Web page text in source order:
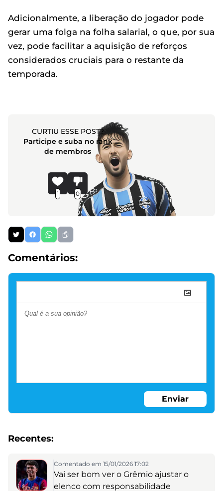
Adicionalmente, a liberação do jogador pode
gerar uma folga na folha salarial, o que, por sua
vez, pode facilitar a aquisição de reforços
considerados cruciais para o restante da
temporada.
CURTIU ESSE POST?
Participe e suba no rank
de membros
1 0
Comentários:
Enviar
Recentes:
Comentado em 15/01/2026 17:02
Vai ser bom ver o Grêmio ajustar o
elenco com responsabilidade